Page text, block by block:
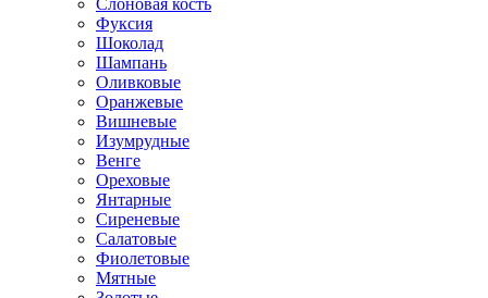
Слоновая кость
Фуксия
Шоколад
Шампань
Оливковые
Оранжевые
Вишневые
Изумрудные
Венге
Ореховые
Янтарные
Сиреневые
Салатовые
Фиолетовые
Мятные